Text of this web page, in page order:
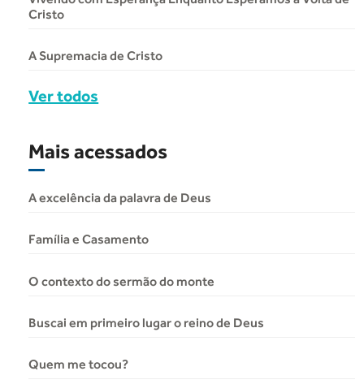
Cristo
A Supremacia de Cristo
Ver todos
Mais acessados
A excelência da palavra de Deus
Família e Casamento
O contexto do sermão do monte
Buscai em primeiro lugar o reino de Deus
Quem me tocou?